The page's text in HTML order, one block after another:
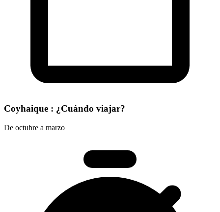
Coyhaique : ¿Cuándo viajar?
De octubre a marzo